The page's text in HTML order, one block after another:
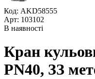
Код: AKD58555
Арт: 103102
В наявності
Кран
PN40, ЗЗ